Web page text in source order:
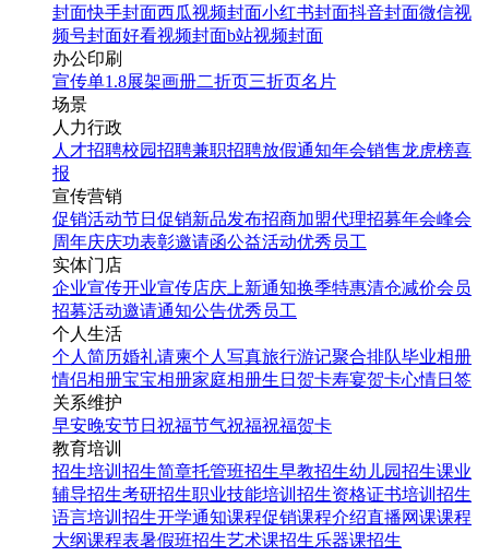
封面快手封面西瓜视频封面小红书封面抖音封面微信视
频号封面好看视频封面b站视频封面
办公印刷
宣传单1.8展架画册二折页三折页名片
场景
人力行政
人才招聘校园招聘兼职招聘放假通知年会销售龙虎榜喜
报
宣传营销
促销活动节日促销新品发布招商加盟代理招募年会峰会
周年庆庆功表彰邀请函公益活动优秀员工
实体门店
企业宣传开业宣传店庆 上新通知换季特惠清仓减价会员
招募活动邀请通知公告优秀员工
个人生活
个人简历婚礼请柬个人写真旅行游记聚合排队毕业相册
情侣相册宝宝相册家庭相册生日贺卡寿宴贺卡心情日签
关系维护
早安晚安节日祝福节气祝福祝福贺卡
教育培训
招生培训 招生简章托管班招生早教招生幼儿园招生课业
辅导招生考研招生职业技能培训招生资格证书培训招生
语言培训招生开学通知课程促销课程介绍直播网课课程
大纲课程表暑假班招生艺术课招生乐器课招生